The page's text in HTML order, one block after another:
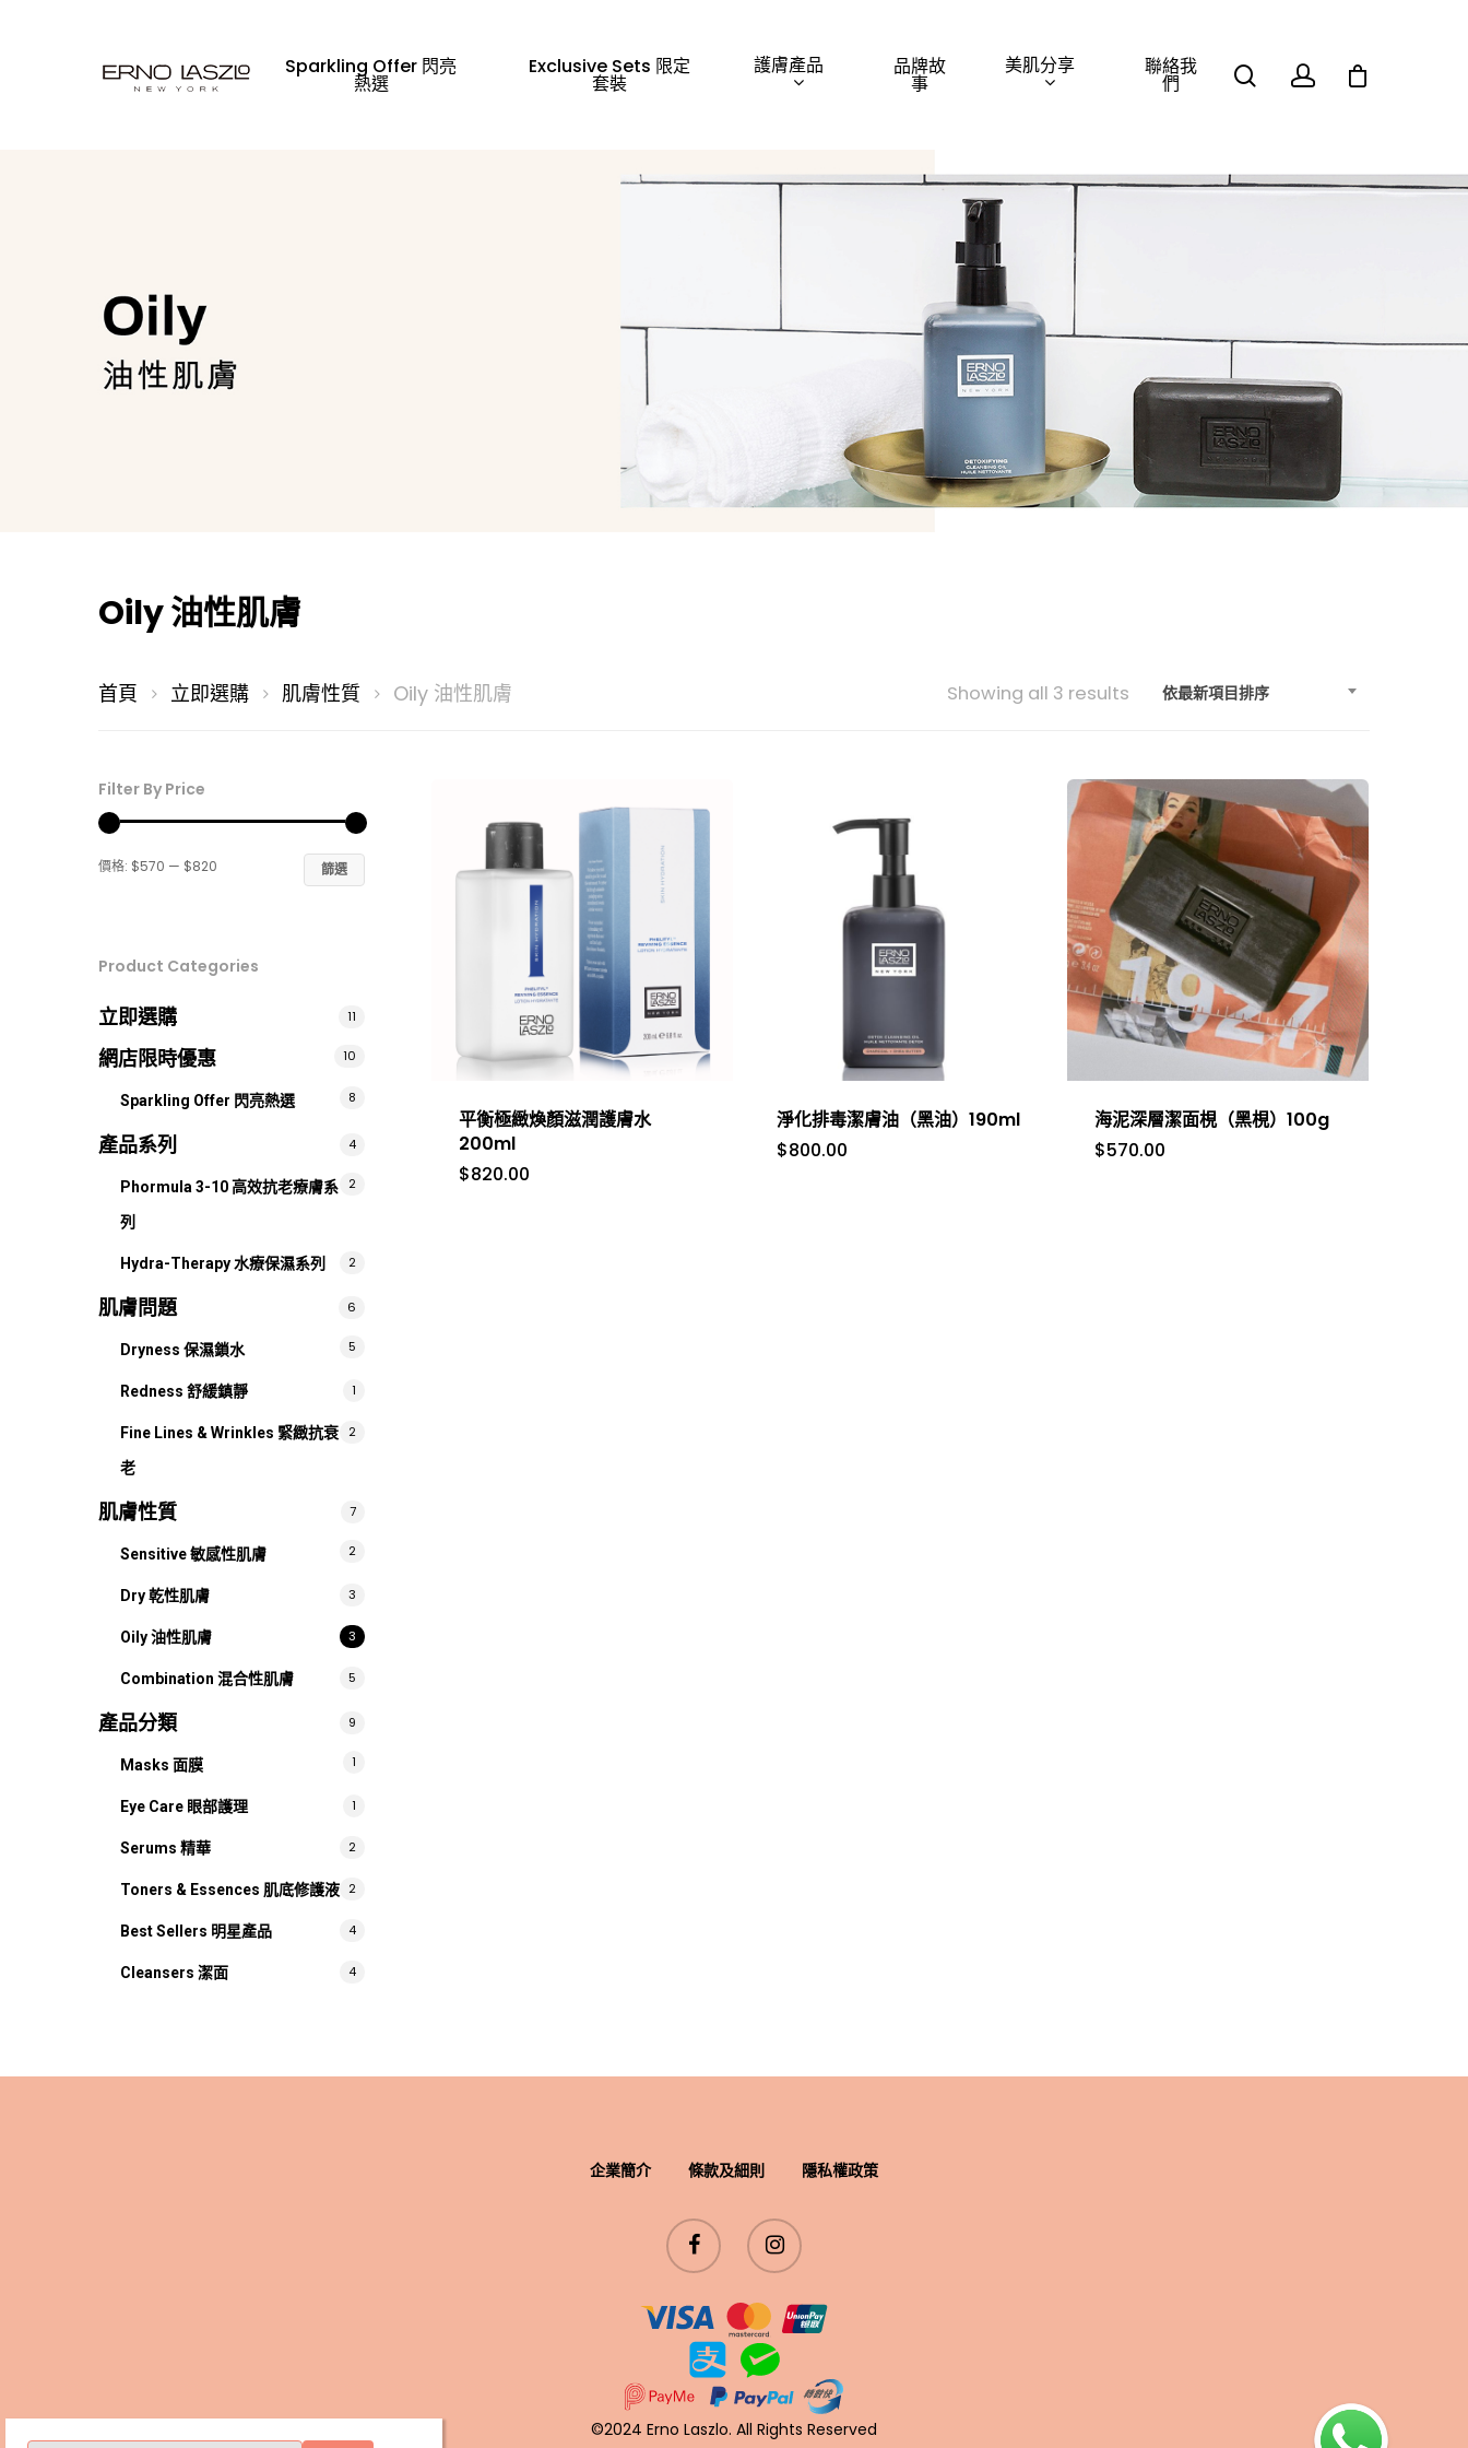
Sparkling Offer 閃亮
熱選
Exclusive Sets 限定
套裝
護膚產品 品牌故
事
美肌分享 聯絡我
們
Oily 油性肌膚
依最新項目排序
Showing all 3 results Sorted
latest
首頁 立即選購 肌膚性質 Oily 油性肌膚
Filter By Price
最
最
篩選
價格: $570 — $820
Product Categories
立即選購 11
網店限時優惠 10
Sparkling Offer 閃亮熱選 8
產品系列 4
Phormula 3-10 高效抗老療膚系
列
2
Hydra-Therapy 水療保濕系列 2
肌膚問題 6
Dryness 保濕鎖水 5
Redness 舒緩鎮靜 1
Fine Lines & Wrinkles 緊緻抗衰
老
2
肌膚性質 7
Sensitive 敏感性肌膚 2
Dry 乾性肌膚 3
Oily 油性肌膚 3
Combination 混合性肌膚 5
產品分類 9
Masks 面膜 1
Eye Care 眼部護理 1
Serums 精華 2
Toners & Essences 肌底修護液 2
Best Sellers 明星產品 4
Cleansers 潔面 4
平衡極緻煥顏滋潤護膚水
200ml
$820.00
淨化排毒潔膚油（黑油）190ml
$800.00
海泥深層潔面梘（黑梘）100g
$570.00
企業簡介 條款及細則 隱私權政策
©2024 Erno Laszlo. All Rights Reserved